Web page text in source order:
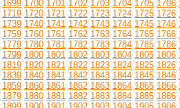
1699 1700 1701 1702 1703 1704 1705 1706
1719 1720 1721 1722 1723 1724 1725 1726
1739 1740 1741 1742 1743 1744 1745 1746
1759 1760 1761 1762 1763 1764 1765 1766
1779 1780 1781 1782 1783 1784 1785 1786
1799 1800 1801 1802 1803 1804 1805 1806
1819 1820 1821 1822 1823 1824 1825 1826
1839 1840 1841 1842 1843 1844 1845 1846
1859 1860 1861 1862 1863 1864 1865 1866
1879 1880 1881 1882 1883 1884 1885 1886